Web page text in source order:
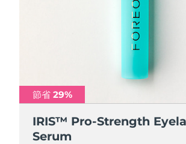
節省 29%
IRIS™ Pro-Strength
Serum